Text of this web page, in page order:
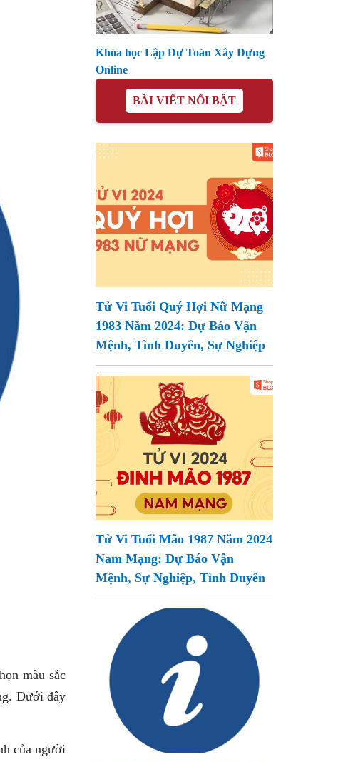
màu sắc
Dưới đây
của người
Khóa học Lập Dự Toán Xây Dựng
Online
BÀI VIẾT NỔI BẬT
Tử Vi Tuổi Quý Hợi Nữ Mạng
1983 Năm 2024: Dự Báo Vận
Mệnh, Tình Duyên, Sự Nghiệp
Tử Vi Tuổi Mão 1987 Năm 2024
Nam Mạng: Dự Báo Vận
Mệnh, Sự Nghiệp, Tình Duyên